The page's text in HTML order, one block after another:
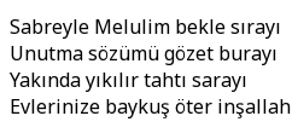
Sabreyle Melulim bekle sırayı
Unutma sözümü gözet burayı
Yakında yıkılır tahtı sarayı
Evlerinize baykuş öter inşallah